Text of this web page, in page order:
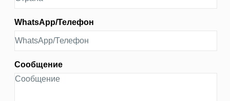
WhatsApp/Телефон
Сообщение